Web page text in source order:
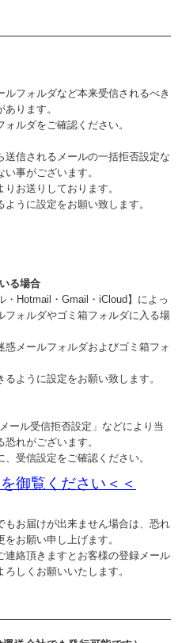
フォルダなど本来受信されるべき
ります。
ルダをご確認ください。
送信されるメールの一括拒否設定な
事がございます。
お送りしております。
うに設定をお願い致します。
る場合
・Hotmail・Gmail・iCloud】によっ
ォルダやゴミ箱フォルダに入る場
メールフォルダおよびゴミ箱フォ
ように設定をお願い致します。
ール受信拒否設定」などにより当
れがございます。
受信設定をご確認ください。
御覧ください＜＜
お届けが出来ません場合は、恐れ
お願い申し上げます。
連絡頂きますとお客様の登録メール
しくお願いいたします。